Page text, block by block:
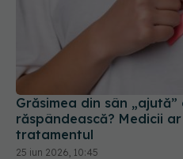
Grăsimea din sân „ajută”
răspândească? Medicii
tratamentul
25 iun 2026, 10:45